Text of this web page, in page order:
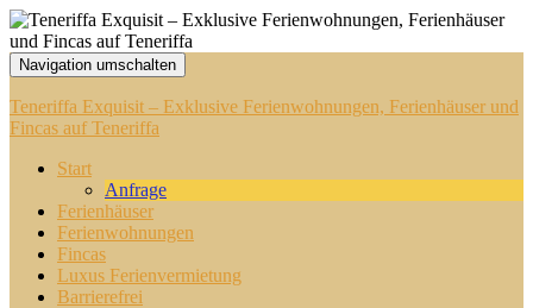
Navigation umschalten
Teneriffa Exquisit – Exklusive Ferienwohnungen, Ferienhäuser und
Fincas auf Teneriffa
Start
Anfrage
Ferienhäuser
Ferienwohnungen
Fincas
Luxus Ferienvermietung
Barrierefrei